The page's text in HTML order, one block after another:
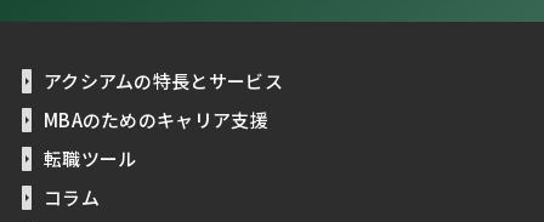
アクシアムの特長とサービス
MBAのためのキャリア支援
転職ツール
コラム